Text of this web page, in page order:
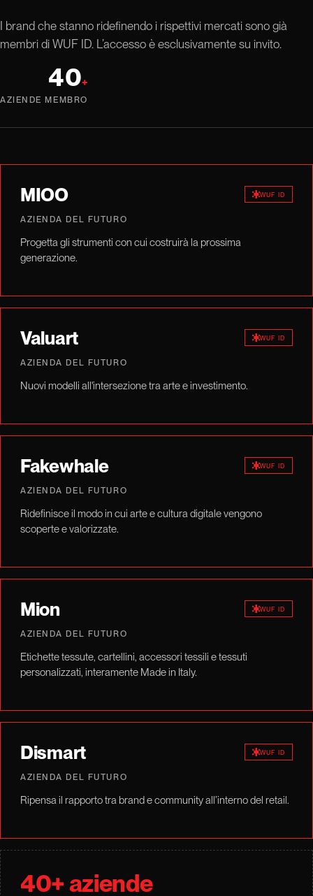
I brand che stanno ridefinendo i rispettivi mercati sono già
membri di WUF ID. L’accesso è esclusivamente su invito.
40+
AZIENDE MEMBRO
MIOO WUF ID
AZIENDA DEL FUTURO
Progetta gli strumenti con cui costruirà la prossima
generazione.
Valuart WUF ID
AZIENDA DEL FUTURO
Nuovi modelli all'intersezione tra arte e investimento.
Fakewhale WUF ID
AZIENDA DEL FUTURO
Ridefinisce il modo in cui arte e cultura digitale vengono
scoperte e valorizzate.
Mion WUF ID
AZIENDA DEL FUTURO
Etichette tessute, cartellini, accessori tessili e tessuti
personalizzati, interamente Made in Italy.
Dismart WUF ID
AZIENDA DEL FUTURO
Ripensa il rapporto tra brand e community all’interno del retail.
40+ aziende